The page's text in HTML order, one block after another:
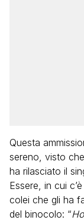
Questa
sereno, visto
ha rilasciato il
Essere, in cui
colei che gli ha
del binocolo: “